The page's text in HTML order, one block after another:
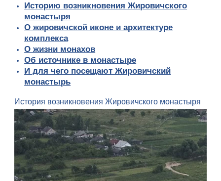
Историю возникновения Жировичского
монастыря
О жировичской иконе и архитектуре
комплекса
О жизни монахов
Об источнике в монастыре
И для чего посещают Жировичский
монастырь
История возникновения Жировичского монастыря